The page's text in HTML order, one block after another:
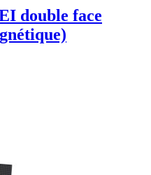
double face